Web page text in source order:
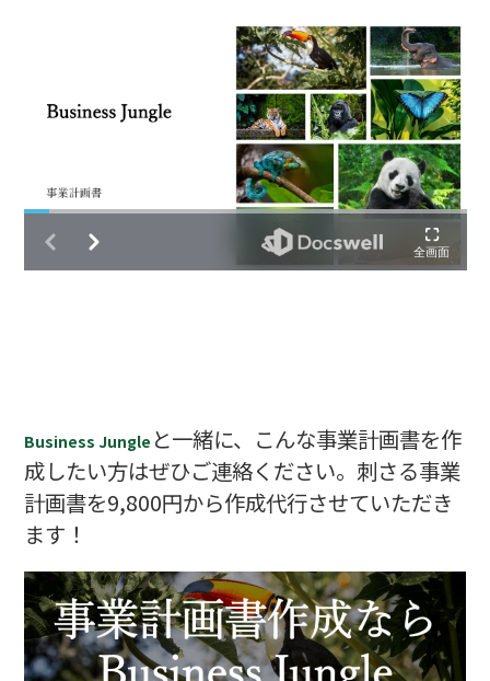
Business Jungle と一緒に、こんな事業計画書を作
成したい方はぜひご連絡ください。刺さる事業
計画書を9,800円から作成代行させていただき
ます！